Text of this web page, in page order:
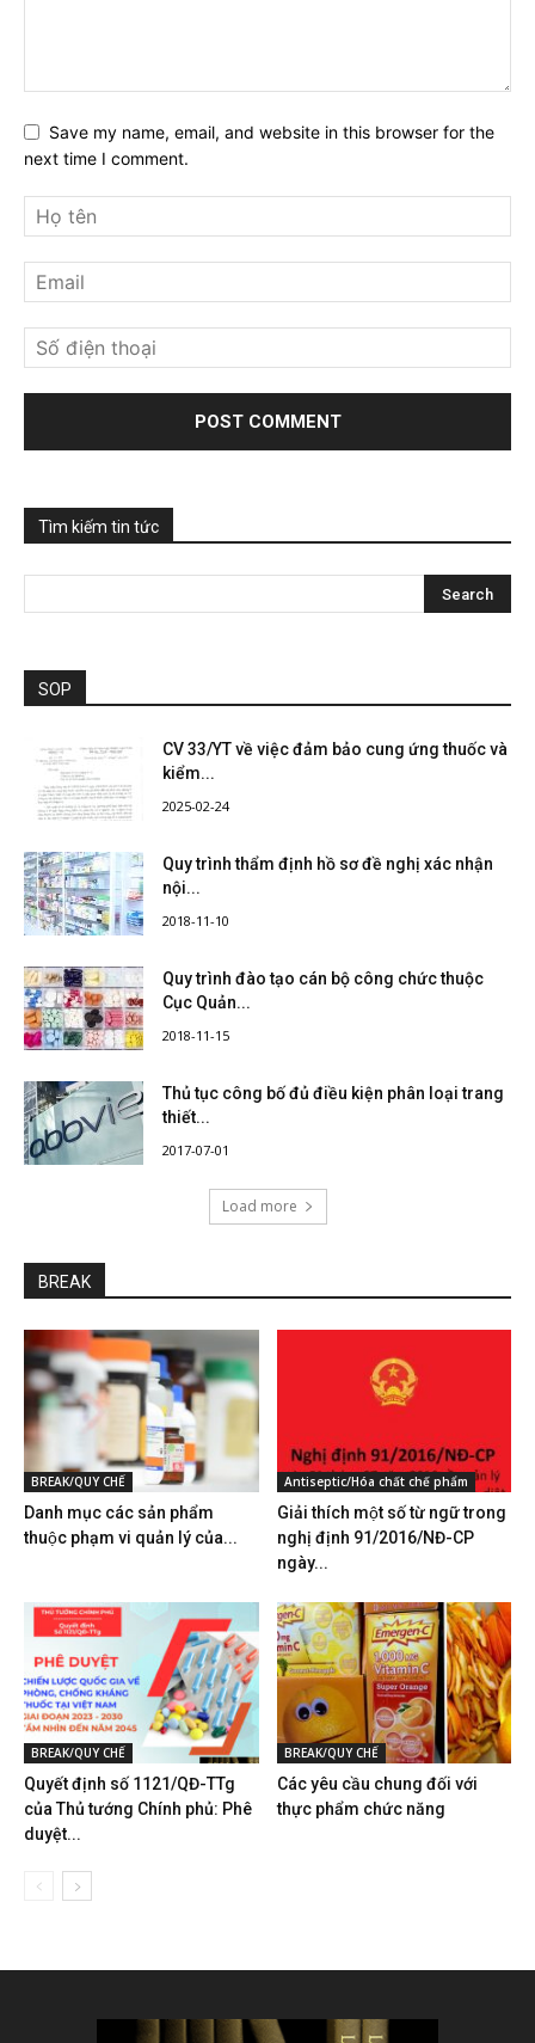
Save my name, email, and website in this browser for the
next time I comment.
Tìm kiếm tin tức
SOP
CV 33/YT về việc đảm bảo cung ứng thuốc và
kiểm...
2025-02-24
Quy trình thẩm định hồ sơ đề nghị xác nhận
nội...
2018-11-10
Quy trình đào tạo cán bộ công chức thuộc
Cục Quản...
2018-11-15
Thủ tục công bố đủ điều kiện phân loại trang
thiết...
2017-07-01
Load more
BREAK
BREAK/QUY CHẾ
Danh mục các sản phẩm
thuộc phạm vi quản lý của...
Antiseptic/Hóa chất chế phẩm
Giải thích một số từ ngữ trong
nghị định 91/2016/NĐ-CP
ngày...
BREAK/QUY CHẾ
Quyết định số 1121/QĐ-TTg
của Thủ tướng Chính phủ: Phê
duyệt...
BREAK/QUY CHẾ
Các yêu cầu chung đối với
thực phẩm chức năng